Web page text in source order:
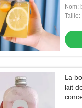
Nom:
place
Taille:
La
lait